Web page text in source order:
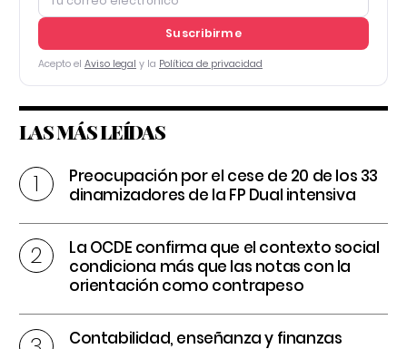
Suscribirme
Acepto el Aviso legal y la Política de privacidad
LAS MÁS LEÍDAS
Preocupación por el cese de 20 de los 33
dinamizadores de la FP Dual intensiva
La OCDE confirma que el contexto social
condiciona más que las notas con la
orientación como contrapeso
Contabilidad, enseñanza y finanzas